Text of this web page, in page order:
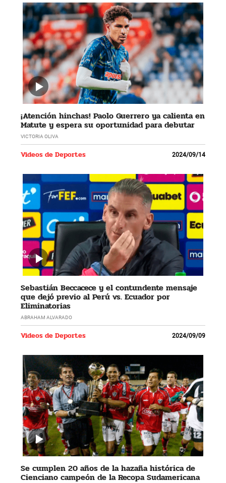
¡Atención hinchas! Paolo Guerrero ya calienta en
Matute y espera su oportunidad para debutar
VICTORIA OLIVA
Videos de Deportes 2024/09/14
Sebastián Beccacece y el contundente mensaje
que dejó previo al Perú vs. Ecuador por
Eliminatorias
ABRAHAM ALVARADO
Videos de Deportes 2024/09/09
Se cumplen 20 años de la hazaña histórica de
Cienciano campeón de la Recopa Sudamericana